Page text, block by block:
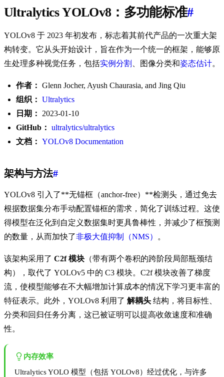
Ultralytics YOLOv8：多功能标准#
YOLOv8 于 2023 年初发布，标志着其前代产品的一次重大架
构转变。它从头开始设计，旨在作为一个统一的框架，能够原
生处理多种视觉任务，包括实例分割 、图像分类和姿态估计。
作者： Glenn Jocher, Ayush Chaurasia, and Jing Qiu
组织： Ultralytics
日期：
2023-01-10
GitHub： ultralytics/ultralytics
文档： YOLOv8 Documentation
架构与方法#
YOLOv8 引入了**无锚框（anchor-free）**检测头，通过免去
根据数据集分布手动配置锚框的需求，简化了训练过程。这使
得模型在泛化到自定义数据集时更具鲁棒性，并减少了框预测
的数量，从而加快了非极大值抑制（NMS） 。
该架构采用了 C2f 模块 （带有两个卷积的跨阶段局部瓶颈结
构），取代了 YOLOv5 中的 C3 模块。C2f 模块改善了梯度
流，使模型能够在不大幅增加计算成本的情况下学习更丰富的
特征表示。此外，YOLOv8 利用了 解耦头 结构，将目标性、
分类和回归任务分离，这已被证明可以提高收敛速度和准确
性。
内存效率
Ultralytics YOLO 模型（包括 YOLOv8）经过优化，与许多